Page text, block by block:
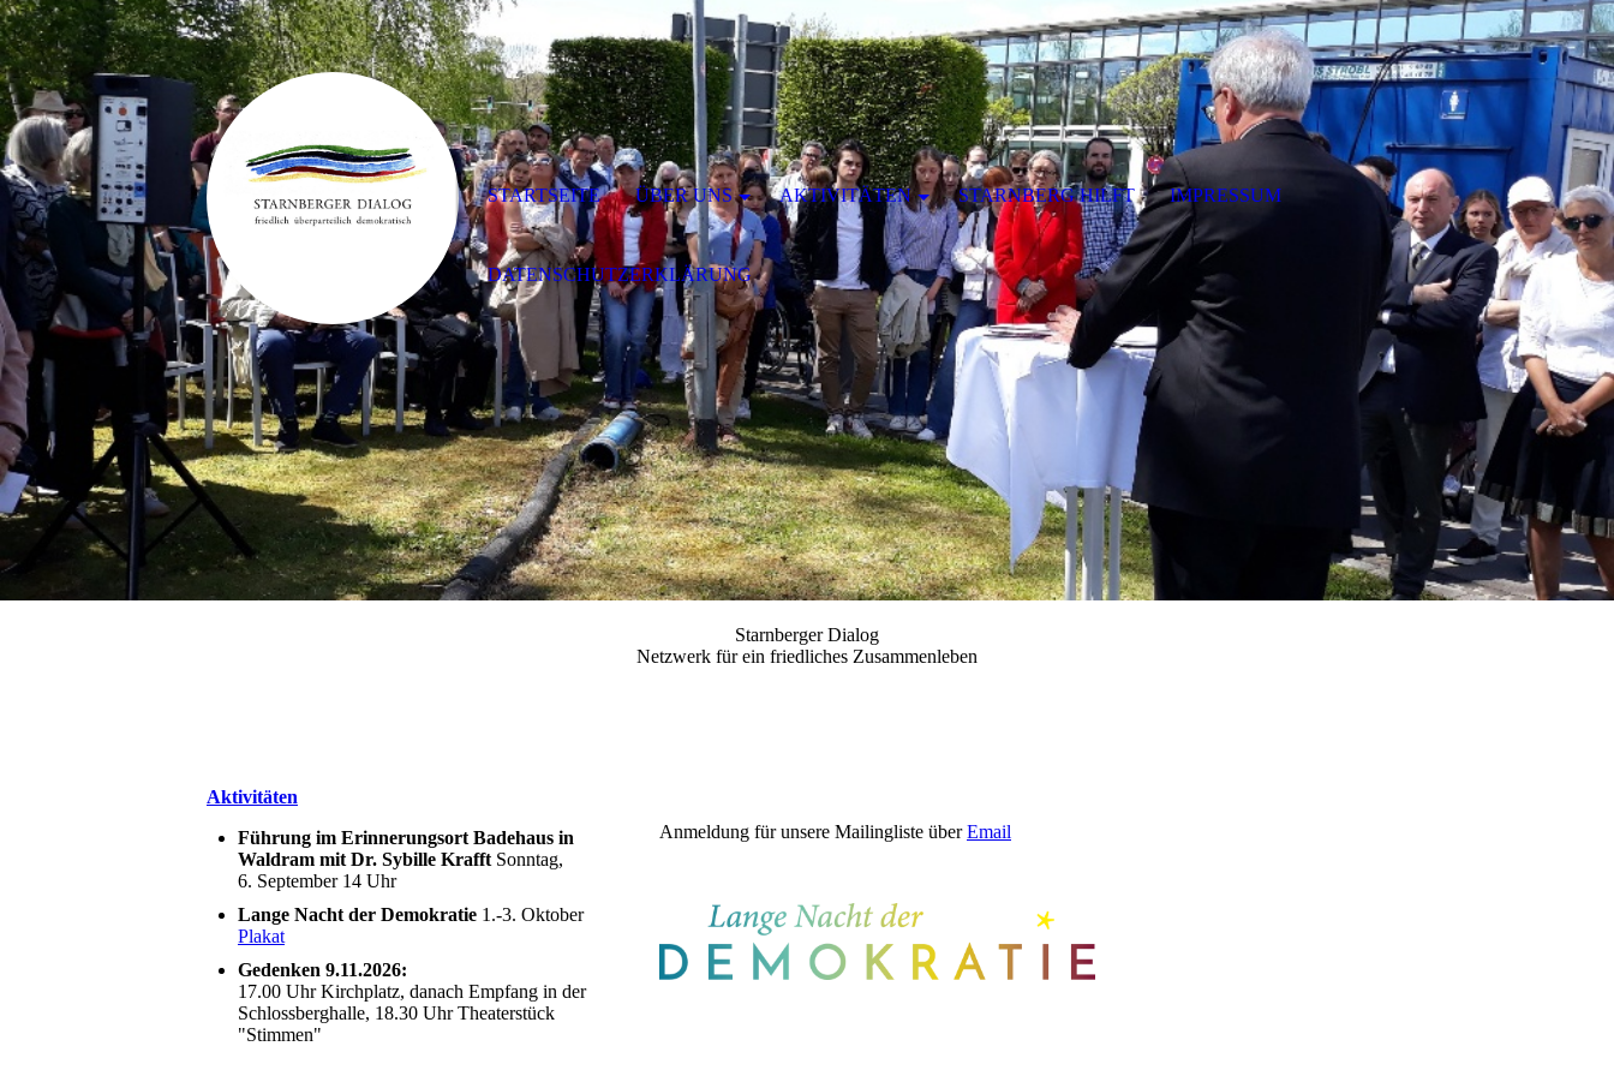
Starnberger Dialog
Netzwerk für ein friedliches Zusammenleben
Aktivitäten
Führung im Erinnerungsort Badehaus in
Waldram mit Dr. Sybille Krafft Sonntag,
6. September 14 Uhr
Lange Nacht der Demokratie 1.-3. Oktober
Plakat
Gedenken 9.11.2026:
17.00 Uhr Kirchplatz, danach Empfang in der
Schlossberghalle, 18.30 Uhr Theaterstück
"Stimmen"
Anmeldung für unsere Mailingliste überEmail
STARTSEITE ÜBER UNS AKTIVITÄTEN STARNBERG HILFT IMPRESSUM
DATENSCHUTZERKLÄRUNG